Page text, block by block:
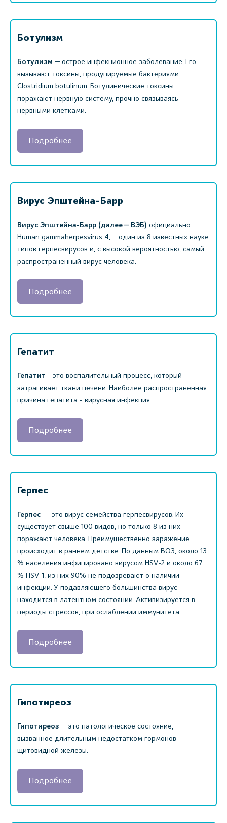
Ботулизм
Ботулизм — острое инфекционное заболевание. Его
вызывают токсины, продуцируемые бактериями
Clostridium botulinum. Ботулинические токсины
поражают нервную систему, прочно связываясь
нервными клетками.
Подробнее
Вирус Эпштейна-Барр
Вирус Эпштейна-Барр (далее — ВЭБ) официально —
Human gammaherpesvirus 4, — один из 8 известных науке
типов герпесвирусов и, с высокой вероятностью, самый
распространённый вирус человека.
Подробнее
Гепатит
Гепатит - это воспалительный процесс, который
затрагивает ткани печени. Наиболее распространенная
причина гепатита - вирусная инфекция.
Подробнее
Герпес
Герпес ― это вирус семейства герпесвирусов. Их
существует свыше 100 видов, но только 8 из них
поражают человека. Преимущественно заражение
происходит в раннем детстве. По данным ВОЗ, около 13
% населения инфицировано вирусом HSV-2 и около 67
% HSV-1, из них 90% не подозревают о наличии
инфекции. У подавляющего большинства вирус
находится в латентном состоянии. Активизируется в
периоды стрессов, при ослаблении иммунитета.
Подробнее
Гипотиреоз
Гипотиреоз — это патологическое состояние,
вызванное длительным недостатком гормонов
щитовидной железы.
Подробнее